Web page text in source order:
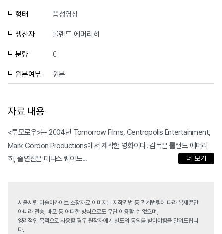
형태 음성영상
생산자 롤랜드 에머리히
분량 0
원본여부 원본
자료 내용
<투모로우>는 2004년 Tomorrow Films, Centropolis Entertainment,
Mark Gordon Productions에서 제작한 영화이다. 감독은 롤랜드 에머리
히, 출연진은 데니스 퀘이드...
더 보기
서울시립 미술아카이브 소장자료 이미지는 저작권법 등 관계법령에 따라 복제뿐만
아니라 전송, 배포 등 어떠한 방식으로도 무단 이용할 수 없으며,
영리적인 목적으로 사용할 경우 원작자에게 별도의 동의를 받아야함을 알려드립니
다.